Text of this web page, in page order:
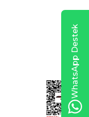
WhatsApp Destek